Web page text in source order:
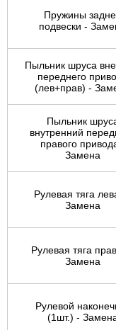
Пружины
подвески -
Пыльник шруса
переднего
(лев+прав) -
Пыльник
внутренний
правого
Замена
Рулевая тяга
Замена
Рулевая тяга
Замена
Рулевой
(1шт.) -